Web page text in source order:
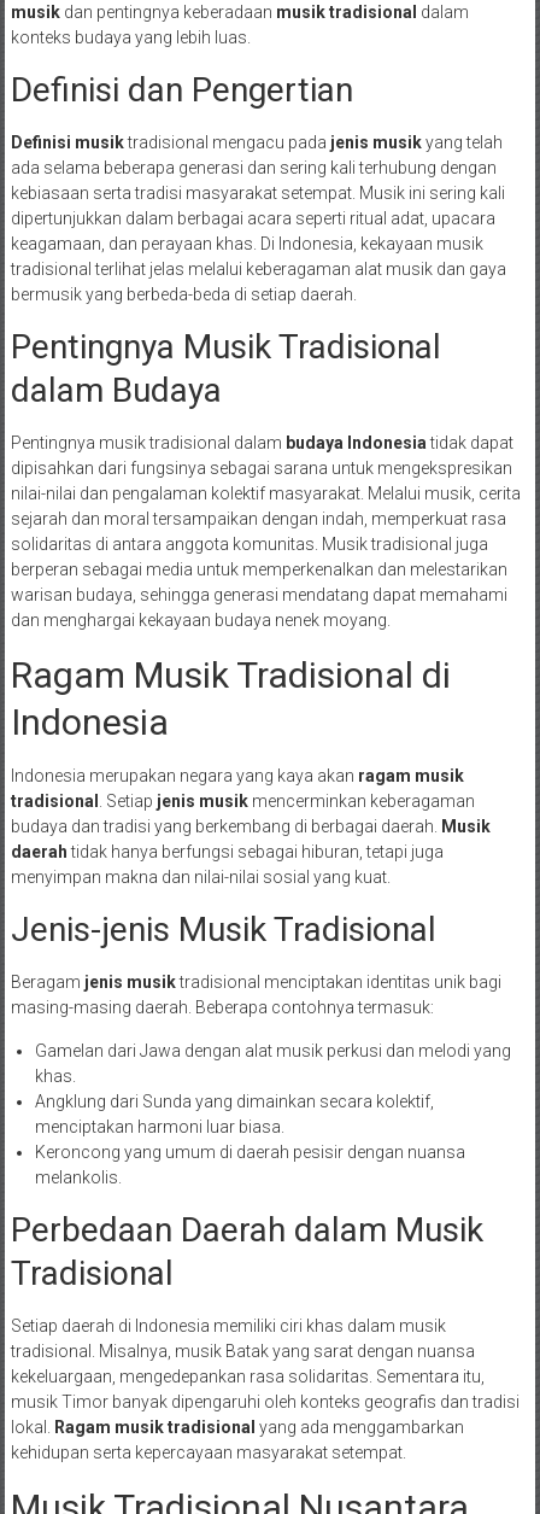
musikdan pentingnya keberadaan musik tradisional dalam
konteks budaya yang lebih luas.
Definisi dan Pengertian
Definisi musiktradisional mengacu pada jenis musikyang telah
ada selama beberapa generasi dan sering kali terhubung dengan
kebiasaan serta tradisi masyarakat setempat. Musik ini sering kali
dipertunjukkan dalam berbagai acara seperti ritual adat, upacara
keagamaan, dan perayaan khas. Di Indonesia, kekayaan musik
tradisional terlihat jelas melalui keberagaman alat musik dan gaya
bermusik yang berbeda-beda di setiap daerah.
Pentingnya Musik Tradisional
dalam Budaya
Pentingnya musik tradisional dalam budaya Indonesiatidak dapat
dipisahkan dari fungsinya sebagai sarana untuk mengekspresikan
nilai-nilai dan pengalaman kolektif masyarakat. Melalui musik, cerita
sejarah dan moral tersampaikan dengan indah, memperkuat rasa
solidaritas di antara anggota komunitas. Musik tradisional juga
berperan sebagai media untuk memperkenalkan dan melestarikan
warisan budaya, sehingga generasi mendatang dapat memahami
dan menghargai kekayaan budaya nenek moyang.
Ragam Musik Tradisional di
Indonesia
Indonesia merupakan negara yang kaya akan ragam musik
tradisional
. Setiap jenis musikmencerminkan keberagaman
budaya dan tradisi yang berkembang di berbagai daerah.
Musik
daerahtidak hanya berfungsi sebagai hiburan, tetapi juga
menyimpan makna dan nilai-nilai sosial yang kuat.
Jenis-jenis Musik Tradisional
Beragam jenis musiktradisional menciptakan identitas unik bagi
masing-masing daerah. Beberapa contohnya termasuk:
Gamelan dari Jawa dengan alat musik perkusi dan melodi yang
khas.
Angklung dari Sunda yang dimainkan secara kolektif,
menciptakan harmoni luar biasa.
Keroncong yang umum di daerah pesisir dengan nuansa
melankolis.
Perbedaan Daerah dalam Musik
Tradisional
Setiap daerah di Indonesia memiliki ciri khas dalam musik
tradisional. Misalnya, musik Batak yang sarat dengan nuansa
kekeluargaan, mengedepankan rasa solidaritas. Sementara itu,
musik Timor banyak dipengaruhi oleh konteks geografis dan tradisi
lokal.
Ragam musik tradisional yang ada menggambarkan
kehidupan serta kepercayaan masyarakat setempat.